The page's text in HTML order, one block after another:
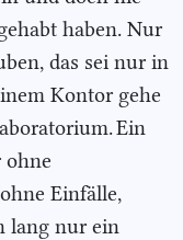
haben. Nur
das sei nur in
Kontor gehe
Ein
Einfälle,
lang nur ein